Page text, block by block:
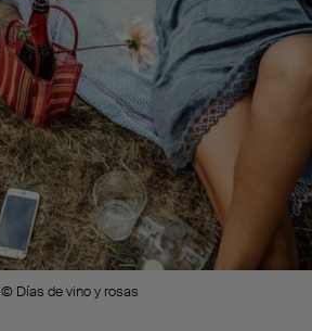
© Días de vino y rosas